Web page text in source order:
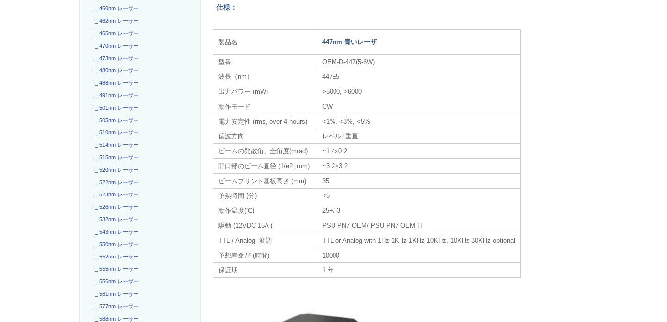
|_ 460nm レーザー
|_ 462nm レーザー
|_ 465nm レーザー
|_ 470nm レーザー
|_ 473nm レーザー
|_ 480nm レーザー
|_ 488nm レーザー
|_ 491nm レーザー
|_ 501nm レーザー
|_ 505nm レーザー
|_ 510nm レーザー
|_ 514nm レーザー
|_ 515nm レーザー
|_ 520nm レーザー
|_ 522nm レーザー
|_ 523nm レーザー
|_ 526nm レーザー
|_ 532nm レーザー
|_ 543nm レーザー
|_ 550nm レーザー
|_ 552nm レーザー
|_ 555nm レーザー
|_ 556nm レーザー
|_ 561nm レーザー
|_ 577nm レーザー
|_ 588nm レーザー
仕様：
製品名 447nm 青いレーザ​
型番
OEM-D-447(5-6W)
波長（nm）
447±5
出力パワー (mW)
>5000, >6000
動作モード
CW
電力安定性 (rms, over 4 hours)
<1%, <3%, <5%
偏波方向
レベル+垂直
ビームの発散角、全角度(mrad)
~1.4x0.2
開口部のビーム直径 (1/e2 ,mm)
~3.2×3.2
ビームプリント基板高さ (mm)
35
予熱時間 (分)
<5
動作温度(℃)
25+/-3
駆動 (12VDC 15A )
PSU-PN7-OEM/ PSU-PN7-OEM-H
TTL / Analog 変調
TTL or Analog with 1Hz-1KHz 1KHz-10KHz, 10KHz-30KHz optional
予想寿命が (時間)
10000
保証期
1 年